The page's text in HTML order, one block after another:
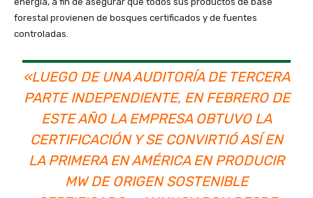
forestal provienen de bosques certificados y de fuentes
controladas.
«LUEGO DE UNA AUDITORÍA DE TERCERA
PARTE INDEPENDIENTE, EN FEBRERO DE
ESTE AÑO LA EMPRESA OBTUVO LA
CERTIFICACIÓN Y SE CONVIRTIÓ ASÍ EN
LA PRIMERA EN AMÉRICA EN PRODUCIR
MW DE ORIGEN SOSTENIBLE